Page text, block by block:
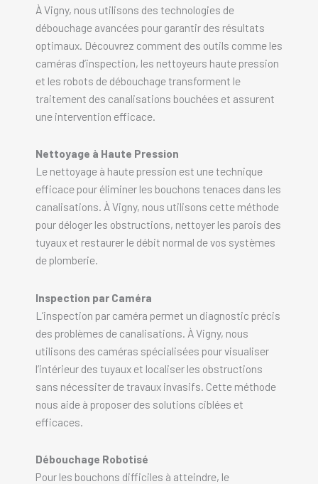
À Vigny, nous utilisons des technologies de
débouchage avancées pour garantir des résultats
optimaux. Découvrez comment des outils comme les
caméras d’inspection, les nettoyeurs haute pression
et les robots de débouchage transforment le
traitement des canalisations bouchées et assurent
une intervention efficace.
Nettoyage à Haute Pression
Le nettoyage à haute pression est une technique
efficace pour éliminer les bouchons tenaces dans les
canalisations. À Vigny, nous utilisons cette méthode
pour déloger les obstructions, nettoyer les parois des
tuyaux et restaurer le débit normal de vos systèmes
de plomberie.
Inspection par Caméra
L’inspection par caméra permet un diagnostic précis
des problèmes de canalisations. À Vigny, nous
utilisons des caméras spécialisées pour visualiser
l’intérieur des tuyaux et localiser les obstructions
sans nécessiter de travaux invasifs. Cette méthode
nous aide à proposer des solutions ciblées et
efficaces.
Débouchage Robotisé
Pour les bouchons difficiles à atteindre, le